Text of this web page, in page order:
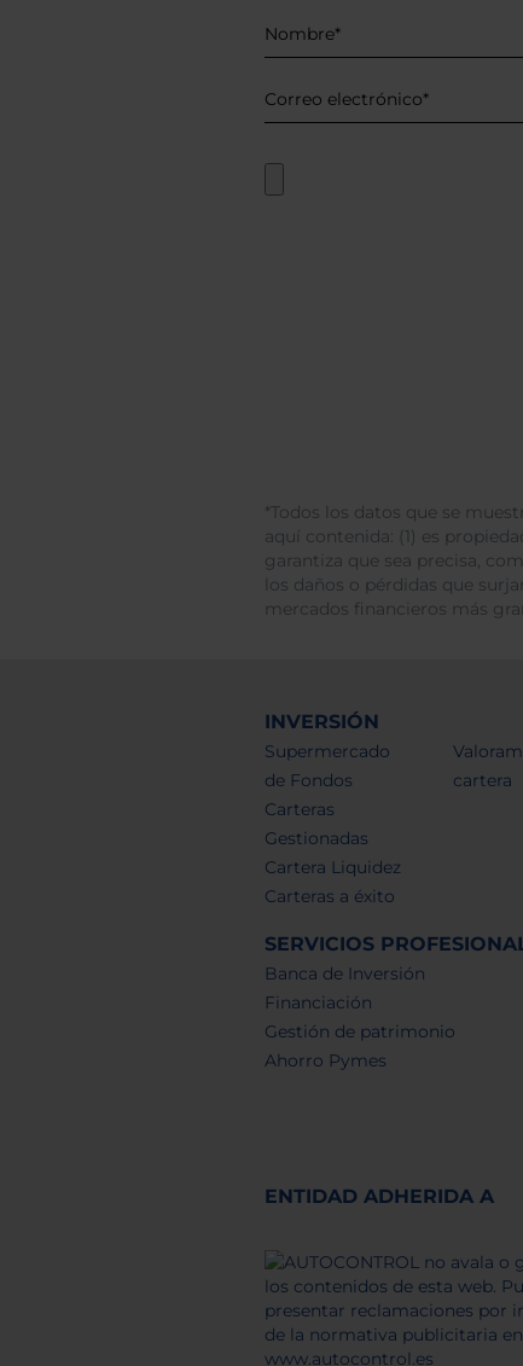
*Todos los datos que se
aquí contenida: (1) es
garantiza que sea precisa,
los daños o pérdidas que
mercados financieros más
INVERSIÓN
Supermercado
de Fondos
Carteras
Gestionadas
Cartera Liquidez
Carteras a éxito
cartera
SERVICIOS
Banca de Inversión
Financiación
Gestión de patrimonio
Ahorro Pymes
ENTIDAD ADHERIDA A